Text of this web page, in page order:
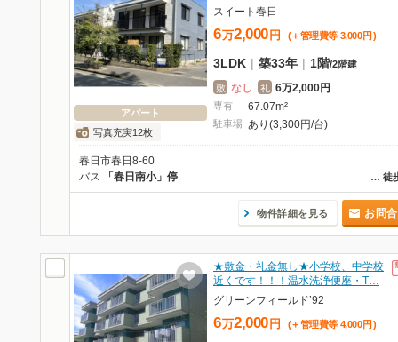
アパート
写真充実12枚
スイート春日
6万2,000 円 (＋管理費等 3,000 円 )
3LDK | 築33年 | 1階/2階建
敷 なし 礼 6万2,000円
専有 67.07m²
駐車場 あり(3,300円/台)
春日市春日8-60
… 徒
バス 「春日南小」停
物件詳細を見る お問
★敷金・礼金無し★小学校、中学校
近くです！！！温水洗浄便座・T…
グリーンフィールド’92
6万2,000 円 (＋管理費等 4,000 円 )